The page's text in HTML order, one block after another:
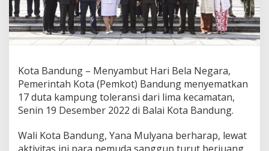
e
n
a
l
1
D
u
t
K
a
Kota Bandung – Menyambut Hari Bela Negara,
Pemerintah Kota (Pemkot) Bandung menyematkan
17 duta kampung toleransi dari lima kecamatan,
Senin 19 Desember 2022 di Balai Kota Bandung.
Wali Kota Bandung, Yana Mulyana berharap, lewat